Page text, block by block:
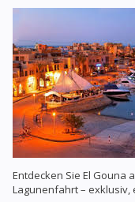
Entdecken Sie El
Lagunenfahrt –